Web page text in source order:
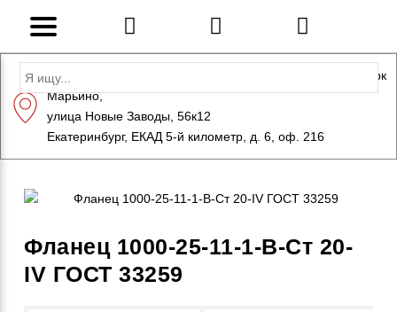
+7 (812) 600-10-15
info@eversteel.ru
Адрес: Санкт-Петербург, Петергоф, Индустриальный парк
Марьино,
улица Новые Заводы, 56к12
Екатеринбург, ЕКАД 5-й километр, д. 6, оф. 216
ЗАКАЗАТЬ ЗВОНОК
Фланец 1000-25-11-1-B-Ст 20-
IV ГОСТ 33259